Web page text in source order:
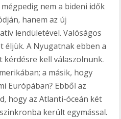
nem a bideni idők
hanem az új
lendületével. Valóságos
A Nyugatnak ebben a
kérdésre kell válaszolnunk.
a másik, hogy
Európában? Ebből az
hogy az Atlanti-óceán két
került egymással.